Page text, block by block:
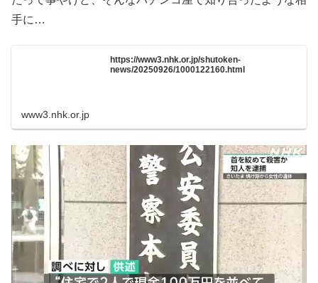
手に…
https://www3.nhk.or.jp/shutoken-
news/20250926/1000122160.html
www3.nhk.or.jp